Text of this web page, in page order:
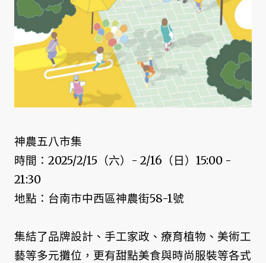
神農五八市集
時間：2025/2/15（六）- 2/16（日）15:00 -
21:30
地點：台南市中西區神農街58-1號
集結了品牌設計、手工家政、療育植物、美術工
藝等多元攤位，更有甜點美食與時尚服裝等各式